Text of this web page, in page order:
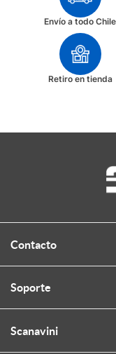
Envío a todo Chile
Retiro en tienda
Contacto
Soporte
Scanavini